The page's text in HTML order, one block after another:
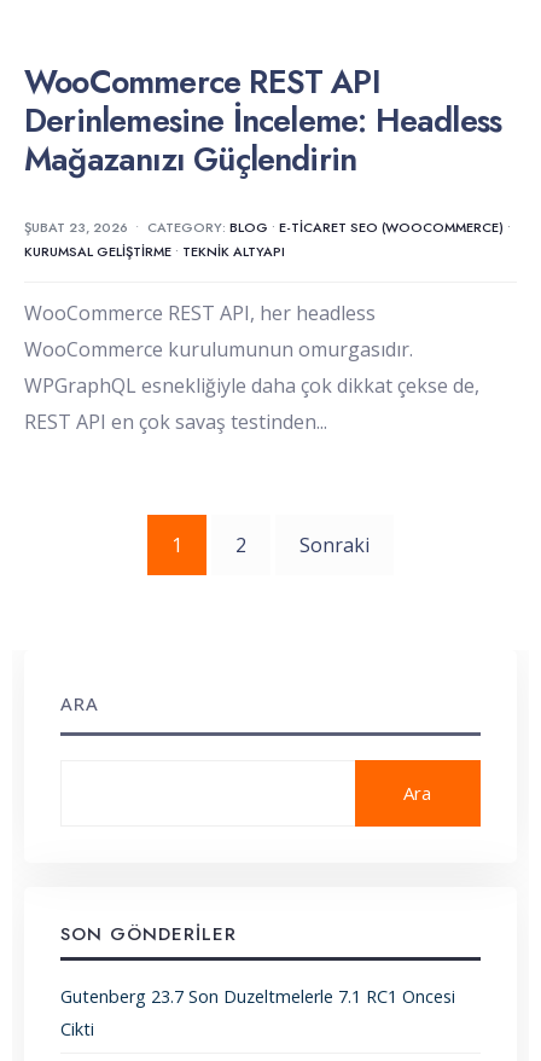
WooCommerce REST API
Derinlemesine İnceleme: Headless
Mağazanızı Güçlendirin
ŞUBAT 23, 2026 • CATEGORY: BLOG • E-TICARET SEO (WOOCOMMERCE) •
KURUMSAL GELIŞTIRME • TEKNIK ALTYAPI
WooCommerce REST API, her headless
WooCommerce kurulumunun omurgasıdır.
WPGraphQL esnekliğiyle daha çok dikkat çekse de,
REST API en çok savaş testinden...
1 2 Sonraki
ARA
Ara
SON GÖNDERILER
Gutenberg 23.7 Son Duzeltmelerle 7.1 RC1 Oncesi
Cikti